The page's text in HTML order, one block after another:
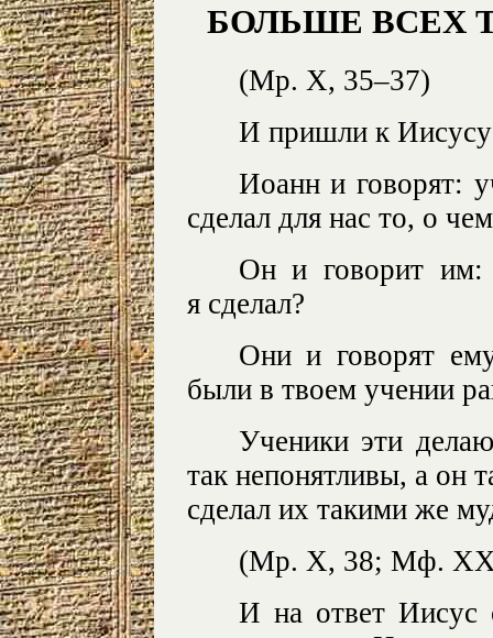
БОЛЬШЕ ВСЕХ
(Мр. X, 35–37)
И пришли к Иисусу
Иоанн и говорят:
сделал для нас то, о
Он и говорит им:
я сделал?
Они и говорят
были в твоем учении
Ученики эти
так непонятливы, а он
сделал их такими же
(Мр. X, 38; Мф.
И на ответ Иисус